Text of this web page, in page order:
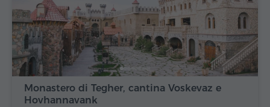
Monastero di Tegher, cantina Voskevaz e
Hovhannavank